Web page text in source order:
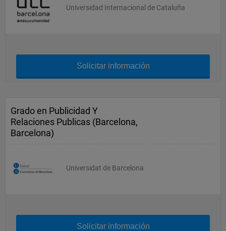
Universidad Internacional de Cataluña
Solicitar información
Grado en Publicidad Y
Relaciones Publicas (Barcelona,
Barcelona)
Universidat de Barcelona
Solicitar información